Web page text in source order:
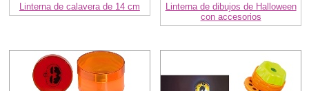
Linterna de calavera de 14 cm
Linterna de dibujos de Halloween
con accesorios